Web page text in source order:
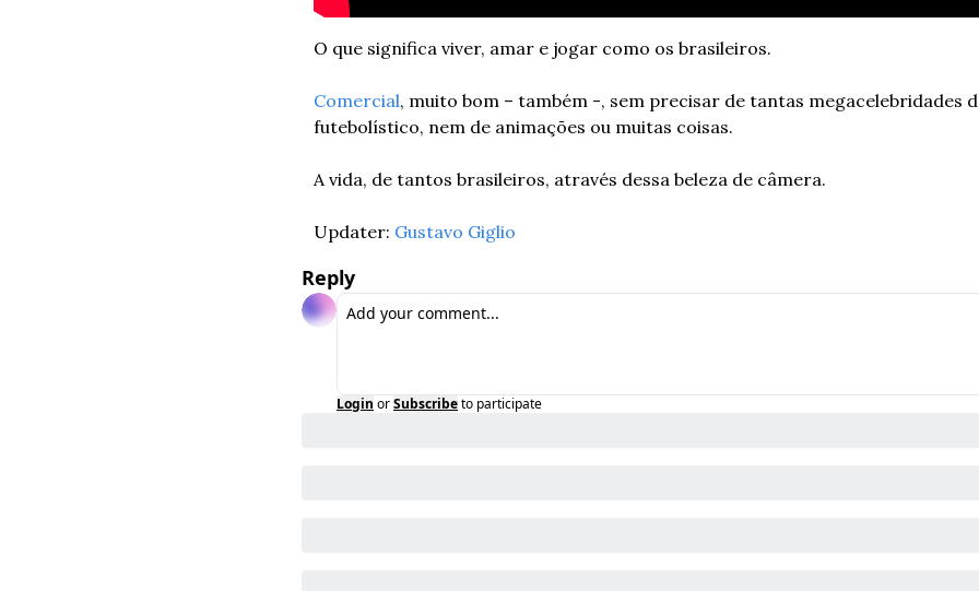
O que significa viver, amar e jogar como os brasileiros.
Comercial, muito bom – também -, sem precisar de tantas megacelebridades
futebolístico, nem de animações ou muitas coisas.
A vida, de tantos brasileiros, através dessa beleza de câmera.
Updater: Gustavo Giglio
Reply
Login orSubscribeto participate